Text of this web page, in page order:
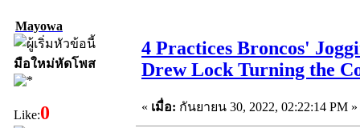
Mayowa
มือใหม่หัดโพส
Like:0
4 Practices Broncos'
Drew Lock Turning the
« เมื่อ: กันยายน 30, 2022, 02:22:14 PM »